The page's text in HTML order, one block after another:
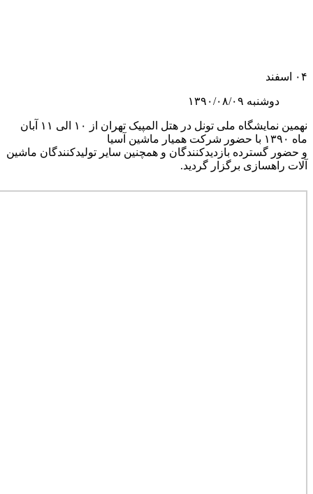
۰۴ اسفند
دوشنبه ۱۳۹۰/۰۸/۰۹
نهمین نمایشگاه ملی تونل در هتل المپیک تهران از ۱۰ الی ۱۱ آبان
ماه ۱۳۹۰ با حضور شرکت همیار ماشین آسیا
و حضور گسترده بازدیدکنندگان و همچنین سایر تولیدکنندگان ماشین
آلات راهسازی برگزار گردید.